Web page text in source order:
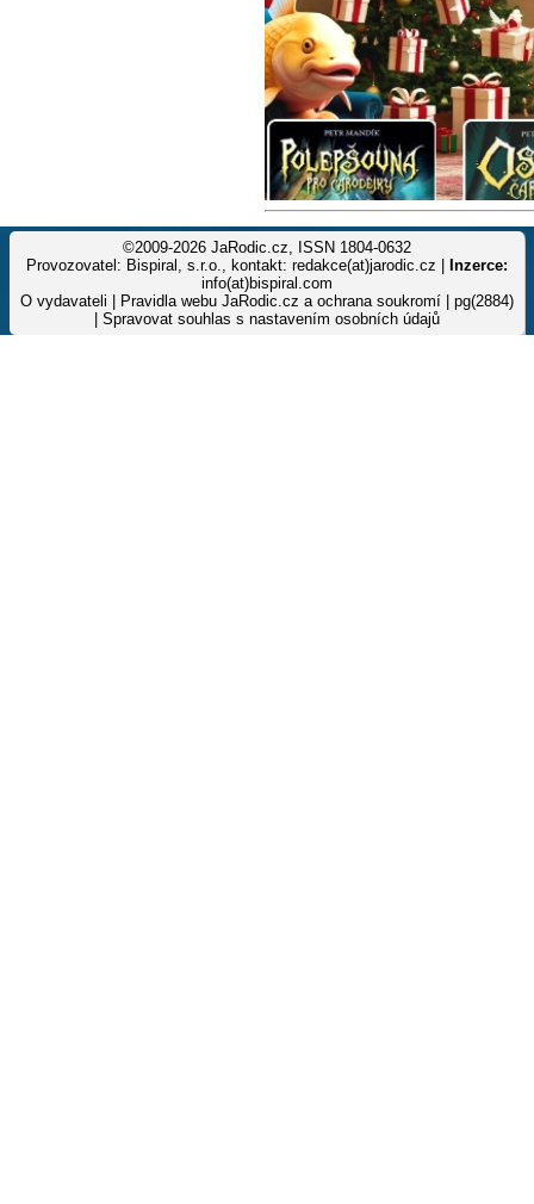
©2009-2026 JaRodic.cz, ISSN 1804-0632
Provozovatel: Bispiral, s.r.o., kontakt: redakce(at)jarodic.cz |
Inzerce:
info(at)bispiral.com
O vydavateli
Pravidla webu JaRodic.cz a ochrana soukromí | pg(2884)
Spravovat souhlas s nastavením osobních údajů